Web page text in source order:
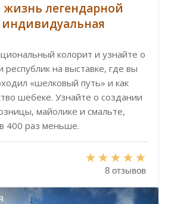
легендарной
колорит и узнайте о
республик на выставке, где вы
«шелковый путь» и как
шебеке. Узнайте о создании
майолике и смальте,
400 раз меньше.
8 отзывов